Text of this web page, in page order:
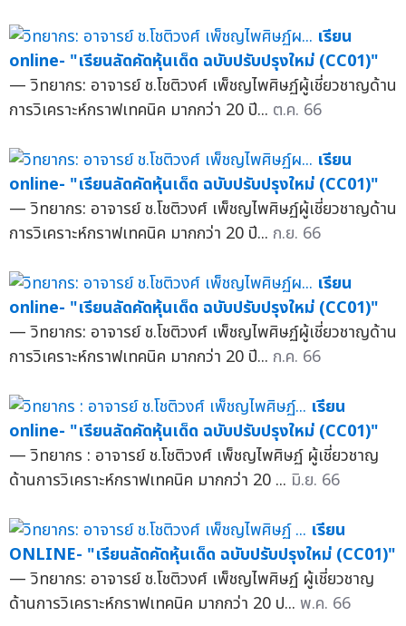
เรียน
online- "เรียนลัดคัดหุ้นเด็ด ฉบับปรับปรุงใหม่ (CC01)"
— วิทยากร: อาจารย์ ช.โชติวงศ์ เพ็ชญไพศิษฏ์ผู้เชี่ยวชาญด้าน
การวิเคราะห์กราฟเทคนิค มากกว่า 20 ปี... ต.ค. 66
เรียน
online- "เรียนลัดคัดหุ้นเด็ด ฉบับปรับปรุงใหม่ (CC01)"
— วิทยากร: อาจารย์ ช.โชติวงศ์ เพ็ชญไพศิษฏ์ผู้เชี่ยวชาญด้าน
การวิเคราะห์กราฟเทคนิค มากกว่า 20 ปี... ก.ย. 66
เรียน
online- "เรียนลัดคัดหุ้นเด็ด ฉบับปรับปรุงใหม่ (CC01)"
— วิทยากร: อาจารย์ ช.โชติวงศ์ เพ็ชญไพศิษฏ์ผู้เชี่ยวชาญด้าน
การวิเคราะห์กราฟเทคนิค มากกว่า 20 ปี... ก.ค. 66
เรียน
online- "เรียนลัดคัดหุ้นเด็ด ฉบับปรับปรุงใหม่ (CC01)"
— วิทยากร : อาจารย์ ช.โชติวงศ์ เพ็ชญไพศิษฏ์ ผู้เชี่ยวชาญ
ด้านการวิเคราะห์กราฟเทคนิค มากกว่า 20 ... มิ.ย. 66
เรียน
ONLINE- "เรียนลัดคัดหุ้นเด็ด ฉบับปรับปรุงใหม่ (CC01)"
— วิทยากร: อาจารย์ ช.โชติวงศ์ เพ็ชญไพศิษฏ์ ผู้เชี่ยวชาญ
ด้านการวิเคราะห์กราฟเทคนิค มากกว่า 20 ป... พ.ค. 66